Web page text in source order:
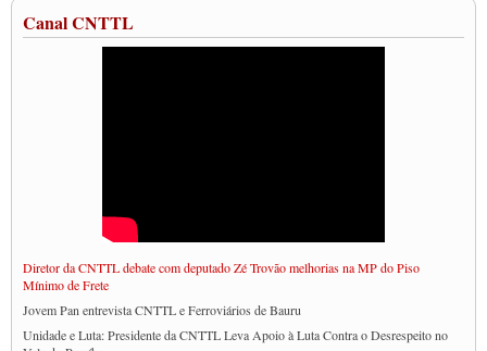
Canal CNTTL
Diretor da CNTTL debate com deputado Zé Trovão melhorias na MP do Piso
Mínimo de Frete
Jovem Pan entrevista CNTTL e Ferroviários de Bauru
Unidade e Luta: Presidente da CNTTL Leva Apoio à Luta Contra o Desrespeito no